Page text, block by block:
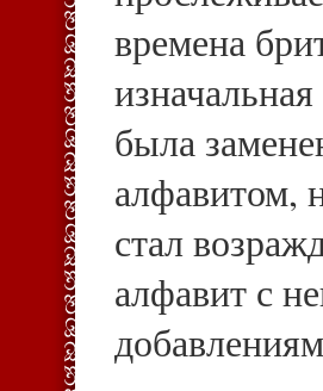
времена
была
алфавитом,
стал
алфавит с